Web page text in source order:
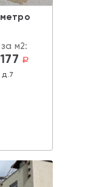
м2:
a
д.7